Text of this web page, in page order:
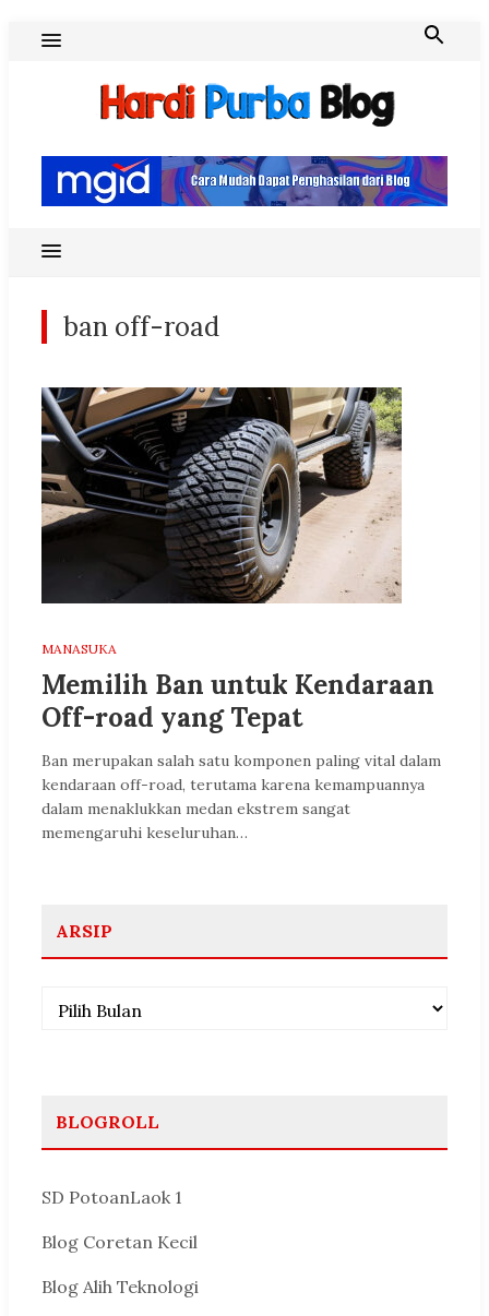
ban off-road
MANASUKA
Memilih Ban untuk Kendaraan
Off-road yang Tepat
Ban merupakan salah satu komponen paling vital dalam
kendaraan off-road, terutama karena kemampuannya
dalam menaklukkan medan ekstrem sangat
memengaruhi keseluruhan…
ARSIP
Arsip
BLOGROLL
SD PotoanLaok 1
Blog Coretan Kecil
Blog Alih Teknologi